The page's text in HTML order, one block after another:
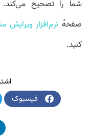
شما را تصحیح می‌کند.
صفحهٔ نرم‌افزار ویرایش
کنید.
فیسبوک